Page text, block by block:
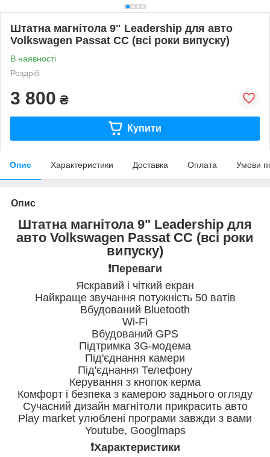
Штатна магнітола 9" Leadership для авто
Volkswagen Passat CC (всі роки випуску)
В наявності
Роздріб
3 800 ₴
Купити
Опис Характеристики Доставка Оплата Умови
Опис
Штатна магнітола 9" Leadership для
авто Volkswagen Passat CC (всі роки
випуску)
❗️Переваги
Яскравий і чіткий екран
Найкраще звучання потужність 50 ватів
Вбудований Bluetooth
Wi-Fi
Вбудований GPS
Підтримка 3G-модема
Під'єднання камери
Під'єднання Телефону
Керування з кнопок керма
Комфорт і безпека з камерою заднього огляду
Сучасний дизайн магнітоли прикрасить авто
Play market улюблені програми завжди з вами
Youtube, Googlmaps
❗️Характеристики